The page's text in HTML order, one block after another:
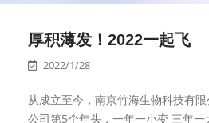
厚积薄发！2022一起飞
2022/1/28
从成立至今，南京竹海生物科技有
公司第5个年头，一年一小变 三年一